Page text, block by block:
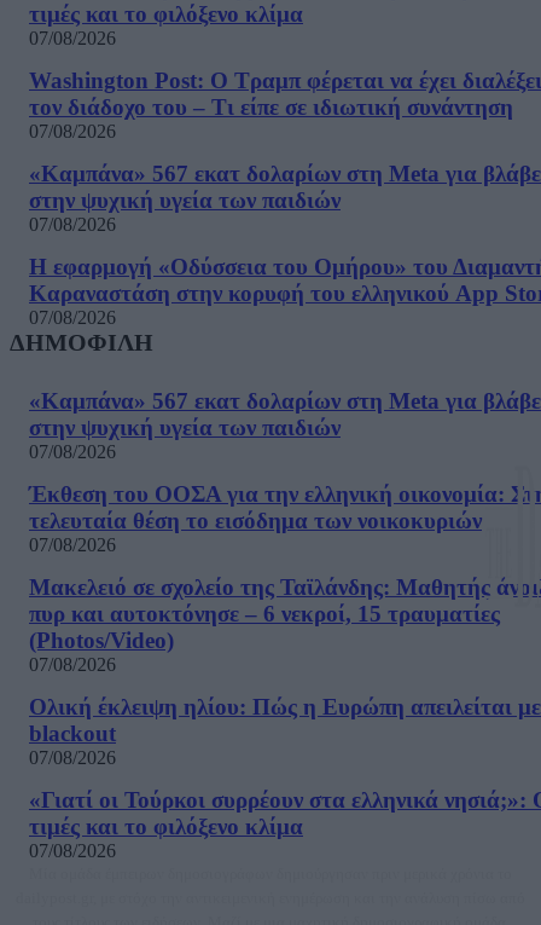
τιμές και το φιλόξενο κλίμα
07/08/2026
Washington Post: Ο Τραμπ φέρεται να έχει διαλέξει
τον διάδοχο του – Τι είπε σε ιδιωτική συνάντηση
07/08/2026
«Καμπάνα» 567 εκατ δολαρίων στη Meta για
στην ψυχική υγεία των παιδιών
07/08/2026
Η εφαρμογή «Οδύσσεια του Ομήρου» του
Καραναστάση στην κορυφή του ελληνικού App
07/08/2026
ΔΗΜΟΦΙΛΗ
«Καμπάνα» 567 εκατ δολαρίων στη Meta για
στην ψυχική υγεία των παιδιών
07/08/2026
Έκθεση του ΟΟΣΑ για την ελληνική οικονομία:
τελευταία θέση το εισόδημα των νοικοκυριών
07/08/2026
Μακελειό σε σχολείο της Ταϊλάνδης: Μαθητής
πυρ και αυτοκτόνησε – 6 νεκροί, 15 τραυματίες
(Photos/Video)
07/08/2026
Ολική έκλειψη ηλίου: Πώς η Ευρώπη απειλείται με
blackout
07/08/2026
«Γιατί οι Τούρκοι συρρέουν στα ελληνικά νησιά;»:
τιμές και το φιλόξενο κλίμα
07/08/2026